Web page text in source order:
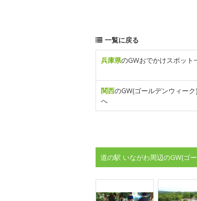
一覧に戻る
兵庫県のGWおでかけスポット
関西のGW(ゴールデンウィー
へ
道の駅 いながわ周辺のGW(ゴ